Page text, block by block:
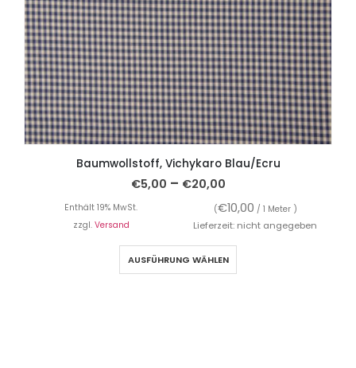
Baumwollstoff, Vichykaro Blau/Ecru
€5,00 – €20,00
Enthält 19% MwSt. (€10,00 / 1 Meter )
zzgl. Versand Lieferzeit: nicht angegeben
AUSFÜHRUNG WÄHLEN